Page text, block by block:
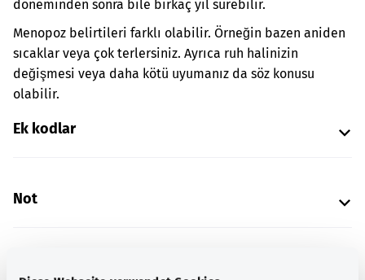
döneminden sonra bile birkaç yıl sürebilir.
Menopoz belirtileri farklı olabilir. Örneğin bazen aniden
sıcaklar veya çok terlersiniz. Ayrıca ruh halinizin
değişmesi veya daha kötü uyumanız da söz konusu
olabilir.
Ek kodlar
Not